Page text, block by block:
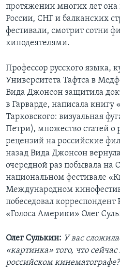
протяжении многих лет она
России, СНГ и балканских
фестивали, смотрит сотни
кинодеятелями.
Профессор русского языка,
Университета Тафтса в
Вида Джонсон защитила
в Гарварде, написала
Тарковского: визуальная
Петри), множество статей о
рецензий на российские
назад Вида Джонсон
очередной раз побывала на
национальном фестивале
Международном
побеседовал корреспондент
«Голоса Америки» Олег
Олег Сулькин: У вас
«картинка» того, что
российском кинематографе?